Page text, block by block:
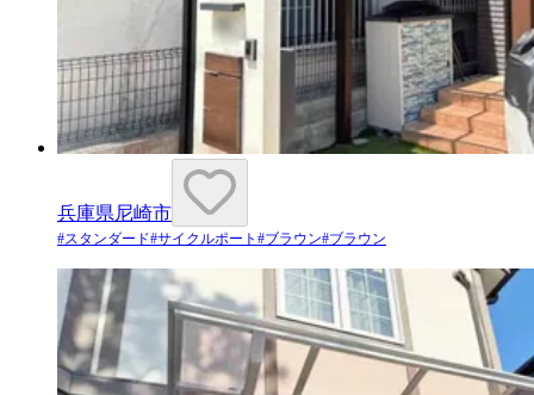
兵庫県尼崎市
#スタンダード#サイクルポート #ブラウン#ブラウン